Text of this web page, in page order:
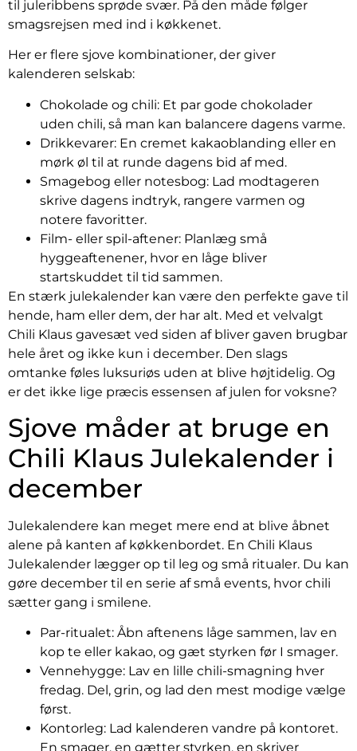
til juleribbens sprøde svær. På den måde følger
smagsrejsen med ind i køkkenet.
Her er flere sjove kombinationer, der giver
kalenderen selskab:
Chokolade og chili: Et par gode chokolader
uden chili, så man kan balancere dagens varme.
Drikkevarer: En cremet kakaoblanding eller en
mørk øl til at runde dagens bid af med.
Smagebog eller notesbog: Lad modtageren
skrive dagens indtryk, rangere varmen og
notere favoritter.
Film- eller spil-aftener: Planlæg små
hyggeaftenener, hvor en låge bliver
startskuddet til tid sammen.
En stærk julekalender kan være den perfekte gave til
hende, ham eller dem, der har alt. Med et velvalgt
Chili Klaus gavesæt ved siden af bliver gaven brugbar
hele året og ikke kun i december. Den slags
omtanke føles luksuriøs uden at blive højtidelig. Og
er det ikke lige præcis essensen af julen for voksne?
Sjove måder at bruge en
Chili Klaus Julekalender i
december
Julekalendere kan meget mere end at blive åbnet
alene på kanten af køkkenbordet. En Chili Klaus
Julekalender lægger op til leg og små ritualer. Du kan
gøre december til en serie af små events, hvor chili
sætter gang i smilene.
Par-ritualet: Åbn aftenens låge sammen, lav en
kop te eller kakao, og gæt styrken før I smager.
Vennehygge: Lav en lille chili-smagning hver
fredag. Del, grin, og lad den mest modige vælge
først.
Kontorleg: Lad kalenderen vandre på kontoret.
En smager, en gætter styrken, en skriver